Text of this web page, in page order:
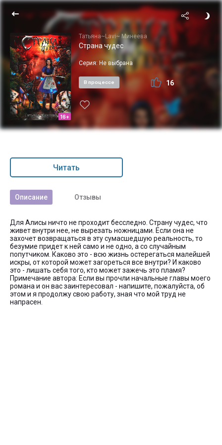
16+
Татьяна~Lavi~ Минеева
Страна чудес
Серия: Не выбрана
В процессе 16
Читать
Описание Отзывы
Для Алисы ничто не проходит бесследно. Страну чудес, что
живет внутри нее, не вырезать ножницами. Если она не
захочет возвращаться в эту сумасшедшую реальность, то
безумие придет к ней само и не одно, а со случайным
попутчиком. Каково это - всю жизнь остерегаться малейшей
искры, от которой может загореться все внутри? И каково
это - лишать себя того, кто может зажечь это пламя?
Примечание автора: Если вы прочли начальные главы моего
романа и он вас заинтересовал - напишите, пожалуйста, об
этом и я продолжу свою работу, зная что мой труд не
напрасен.